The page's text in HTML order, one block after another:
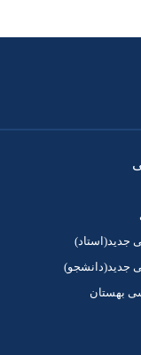
جدید(استاد)
جدید(دانشجو)
بهستان